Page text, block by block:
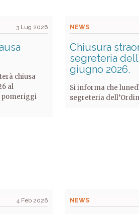
3 Lug 2026
chiusa
al
pomeriggi
NEWS
Chiusura
segreteria
giugno 2026.
Si informa che
segreteria
4 Feb 2026 NEWS